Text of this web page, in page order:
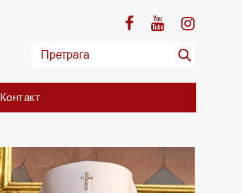
Контакт